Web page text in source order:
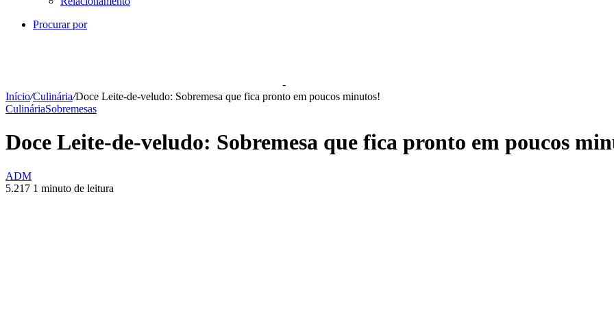
Procurar por
-
Início/Culinária/Doce Leite-de-veludo: Sobremesa que fica pronto em poucos minutos!
CulináriaSobremesas
Doce Leite-de-veludo: Sobremesa que fica pronto em poucos
ADM
5.217 1 minuto de leitura